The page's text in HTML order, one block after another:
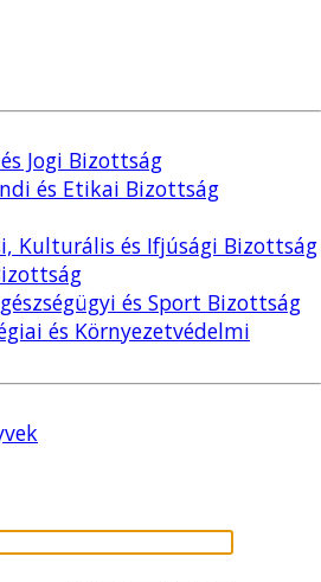
Jogi Bizottság
és Etikai Bizottság
Kulturális és Ifjúsági Bizottság
és Sport Bizottság
és Környezetvédelmi